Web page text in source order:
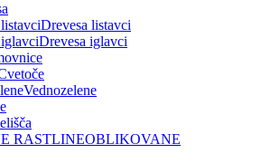
Drevesa listavci
Drevesa iglavci
Vednozelene
OBLIKOVANE